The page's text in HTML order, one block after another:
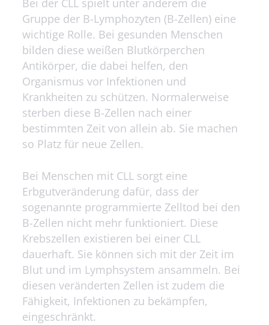
Bei der CLL spielt unter anderem die
Gruppe der B-Lymphozyten (B-Zellen) eine
wichtige Rolle. Bei gesunden Menschen
bilden diese weißen Blutkörperchen
Antikörper, die dabei helfen, den
Organismus vor Infektionen und
Krankheiten zu schützen. Normalerweise
sterben diese B-Zellen nach einer
bestimmten Zeit von allein ab. Sie machen
so Platz für neue Zellen.
Bei Menschen mit CLL sorgt eine
Erbgutveränderung dafür, dass der
sogenannte programmierte Zelltod bei den
B-Zellen nicht mehr funktioniert. Diese
Krebszellen existieren bei einer CLL
dauerhaft. Sie können sich mit der Zeit im
Blut und im Lymphsystem ansammeln. Bei
diesen veränderten Zellen ist zudem die
Fähigkeit, Infektionen zu bekämpfen,
eingeschränkt.